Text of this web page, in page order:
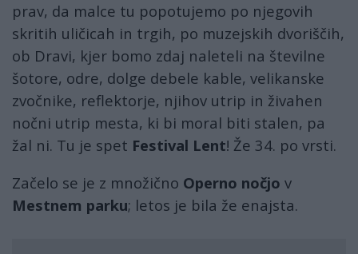
prav, da malce tu popotujemo po njegovih
skritih uličicah in trgih, po muzejskih dvoriščih,
ob Dravi, kjer bomo zdaj naleteli na številne
šotore, odre, dolge debele kable, velikanske
zvočnike, reflektorje, njihov utrip in živahen
nočni utrip mesta, ki bi moral biti stalen, pa
žal ni. Tu je spet Festival Lent! Že 34. po vrsti.
Začelo se je z množično Operno nočjo v
Mestnem parku; letos je bila že enajsta.